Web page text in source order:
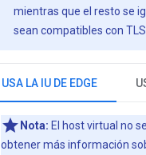
mientras que el resto se
sean compatibles con
USA LA IU DE EDGE
Nota: El host virtual no
obtener más información